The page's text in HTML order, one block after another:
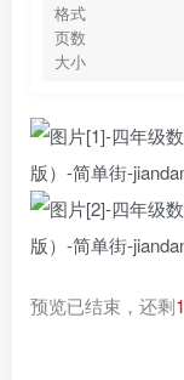
格式
页数
大小
预览已结束，还剩1